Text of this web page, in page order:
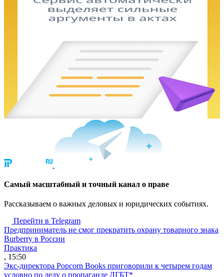
Cамый масштабный и точный канал о праве
Рассказываем о важных деловых и юридических событиях.
Перейти в Telegram
Предприниматель не смог прекратить охрану товарного знака
Burberry в России
Практика
, 15:50
Экс-директора Popcorn Books приговорили к четырем годам
условно по делу о пропаганде ЛГБТ*